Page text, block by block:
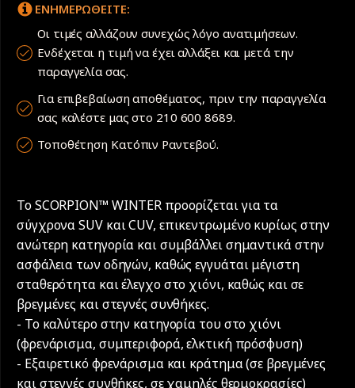
ΕΝΗΜΕΡΩΘΕΙΤΕ:
Οι τιμές αλλάζουν συνεχώς λόγο ανατιμήσεων.
Ενδέχεται η τιμή να έχει αλλάξει και μετά την
παραγγελία σας.
Για επιβεβαίωση αποθέματος, πριν την παραγγελία
σας καλέστε μας στο 210 600 8689.
Τοποθέτηση Κατόπιν Ραντεβού.
Το SCORPION™ WINTER προορίζεται για τα
σύγχρονα SUV και CUV, επικεντρωμένο κυρίως στην
ανώτερη κατηγορία και συμβάλλει σημαντικά στην
ασφάλεια των οδηγών, καθώς εγγυάται μέγιστη
σταθερότητα και έλεγχο στο χιόνι, καθώς και σε
βρεγμένες και στεγνές συνθήκες.
- Το καλύτερο στην κατηγορία του στο χιόνι
(φρενάρισμα, συμπεριφορά, ελκτική πρόσφυση)
- Εξαιρετικό φρενάρισμα και κράτημα (σε βρεγμένες
και στεγνές συνθήκες, σε χαμηλές θερμοκρασίες)